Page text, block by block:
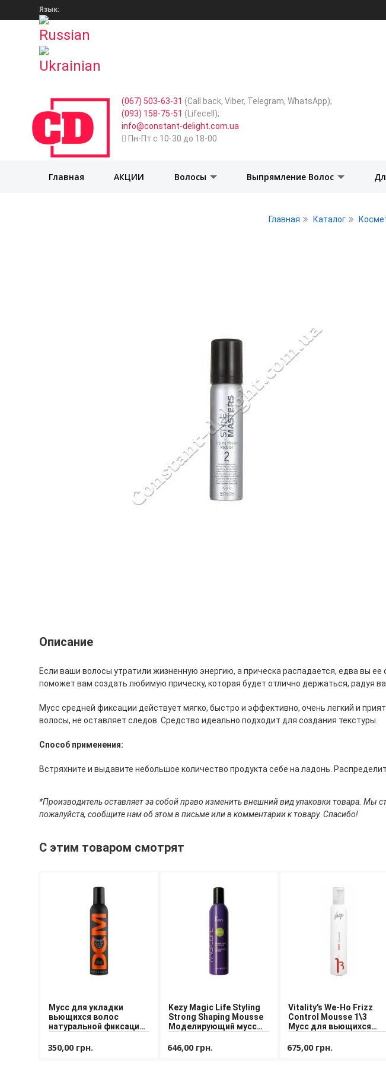
Язык:
(067) 503-63-31 (Call back, Viber, Telegram, WhatsApp);
(093) 158-75-51 (Lifecell);
info@constant-delight.com.ua
Пн-Пт с 10-30 до 18-00
Главная АКЦИИ Волосы Выпрямление Волос
Главная Каталог
Описание
Если ваши волосы утратили жизненную энергию, а прическа распадается, едва вы
поможет вам создать любимую прическу, которая будет отлично держаться, радуя
Мусс средней фиксации действует мягко, быстро и эффективно, очень легкий и
волосы, не оставляет следов. Средство идеально подходит для создания текстуры.
Способ применения:
Встряхните и выдавите небольшое количество продукта себе на ладонь.
*Производитель оставляет за собой право изменить внешний вид упаковки товара. Мы
пожалуйста, сообщите нам об этом в письме или в комментарии к товару. Спасибо!
С этим товаром смотрят
Мусс для укладки
вьющихся волос
натуральной фиксации
Natural 300 ml
350,00 грн.
Kezy Magic Life Styling
Strong Shaping Mousse
Моделирующий мусс
фиксации
646,00 грн.
Vitality's We-Ho Frizz
Control Mousse 1\3
Мусс для вьющихся
675,00 грн.